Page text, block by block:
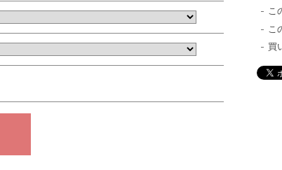
こ
こ
買